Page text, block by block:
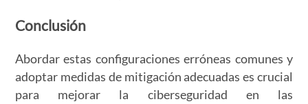
Conclusión
Abordar estas configuraciones erróneas comunes y
adoptar medidas de mitigación adecuadas es crucial
para mejorar la ciberseguridad en las